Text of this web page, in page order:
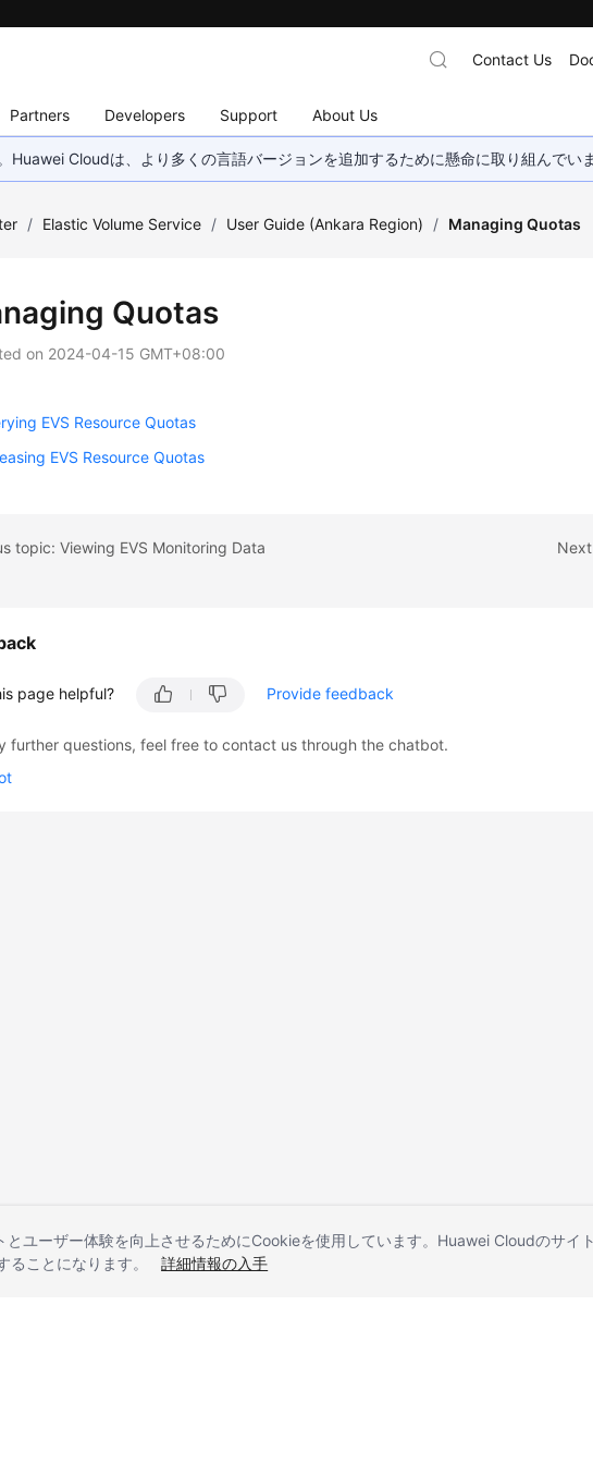
Partners Developers Support About Us
Contact Us
Cloudは、より多くの言語バージョンを追加するために懸命に取り組んでい
/ Elastic Volume Service / User Guide (Ankara Region) / Managing Quotas
Quotas
on 2024-04-15 GMT+08:00
EVS Resource Quotas
EVS Resource Quotas
topic: Viewing EVS Monitoring Data
page helpful? Provide feedback
further questions, feel free to contact us through the chatbot.
ユーザー体験を向上させるためにCookieを使用しています。Huawei Cloudのサイ
ことになります。
詳細情報の入手